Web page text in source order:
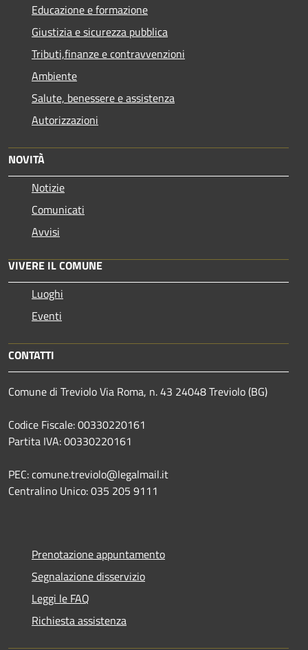
Educazione e formazione
Giustizia e sicurezza pubblica
Tributi,finanze e contravvenzioni
Ambiente
Salute, benessere e assistenza
Autorizzazioni
NOVITÀ
Notizie
Comunicati
Avvisi
VIVERE IL COMUNE
Luoghi
Eventi
CONTATTI
Comune di Treviolo Via Roma, n. 43 24048 Treviolo (BG)
Codice Fiscale: 00330220161
Partita IVA: 00330220161
PEC: comune.treviolo@legalmail.it
Centralino Unico:035 205 9111
Prenotazione appuntamento
Segnalazione disservizio
Leggi le FAQ
Richiesta assistenza